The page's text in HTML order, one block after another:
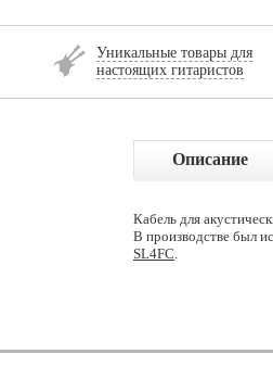
Уникальные товары для
настоящих гитаристов
Описание
Кабель для
В производстве был
SL4FC.